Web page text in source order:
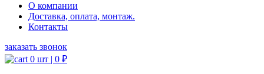
О компании
Доставка, оплата, монтаж.
Контакты
заказать звонок
0 шт | 0 ₽